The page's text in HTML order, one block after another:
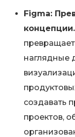
Figma:
концепции.
наглядные
создавать
проектов,